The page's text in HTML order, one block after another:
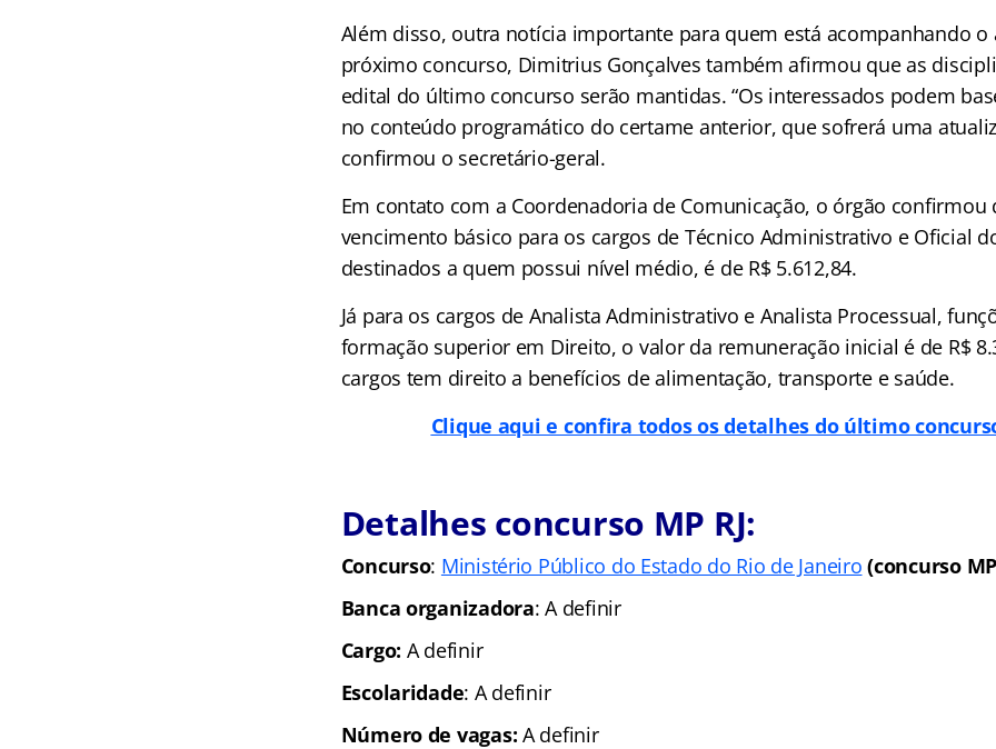
Além disso, outra notícia importante para quem está acompanhando
próximo concurso, Dimitrius Gonçalves também afirmou que as
edital do último concurso serão mantidas. “Os interessados podem
no conteúdo programático do certame anterior, que sofrerá uma
confirmou o secretário-geral.
Em contato com a Coordenadoria de Comunicação, o órgão confirmou
vencimento básico para os cargos de Técnico Administrativo e Oficial
destinados a quem possui nível médio, é de R$ 5.612,84.
Já para os cargos de Analista Administrativo e Analista Processual,
formação superior em Direito, o valor da remuneração inicial é de R$
cargos tem direito a benefícios de alimentação, transporte e saúde.
Clique aqui e confira todos os detalhes do último
Detalhes concurso MP RJ:
Concurso: Ministério Público do Estado do Rio de Janeiro (concurso
Banca organizadora: A definir
Cargo: A definir
Escolaridade: A definir
Número de vagas: A definir